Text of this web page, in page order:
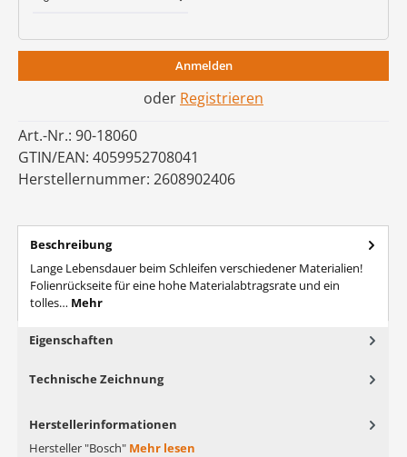
Anmelden
oder Registrieren
Art.-Nr.: 90-18060
GTIN/EAN: 4059952708041
Herstellernummer: 2608902406
Beschreibung
Lange Lebensdauer beim Schleifen verschiedener Materialien!
Folienrückseite für eine hohe Materialabtragsrate und ein
tolles… Mehr
Eigenschaften
Technische Zeichnung
Herstellerinformationen
Hersteller "Bosch" Mehr lesen